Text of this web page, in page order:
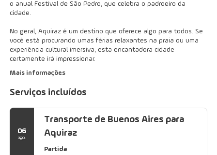
o anual Festival de São Pedro, que celebra o padroeiro da
cidade.
No geral, Aquiraz é um destino que oferece algo para todos. Se
você está procurando umas férias relaxantes na praia ou uma
experiência cultural imersiva, esta encantadora cidade
certamente irá impressionar.
Mais informações
Serviços incluídos
06
ago.
Transporte de Buenos Aires para
Aquiraz
Partida